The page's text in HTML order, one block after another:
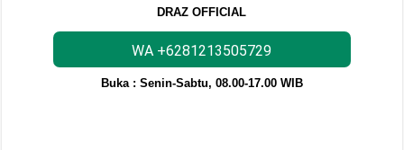
DRAZ OFFICIAL
WA +6281213505729
Buka : Senin-Sabtu, 08.00-17.00 WIB